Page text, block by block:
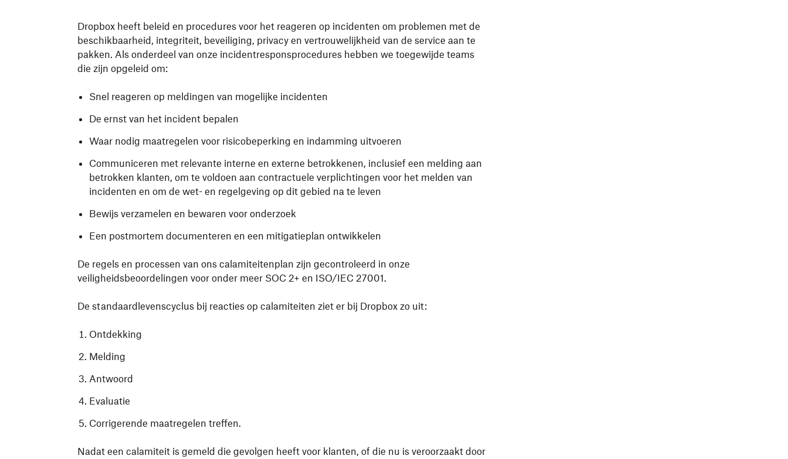
Dropbox heeft beleid en procedures voor het reageren op incidenten om problemen met de
beschikbaarheid, integriteit, beveiliging, privacy en vertrouwelijkheid van de service aan te
pakken. Als onderdeel van onze incidentresponsprocedures hebben we toegewijde teams
die zijn opgeleid om:
Snel reageren op meldingen van mogelijke incidenten
De ernst van het incident bepalen
Waar nodig maatregelen voor risicobeperking en indamming uitvoeren
Communiceren met relevante interne en externe betrokkenen, inclusief een melding aan
betrokken klanten, om te voldoen aan contractuele verplichtingen voor het melden van
incidenten en om de wet- en regelgeving op dit gebied na te leven
Bewijs verzamelen en bewaren voor onderzoek
Een postmortem documenteren en een mitigatieplan ontwikkelen
De regels en processen van ons calamiteitenplan zijn gecontroleerd in onze
veiligheidsbeoordelingen voor onder meer SOC 2+ en ISO/IEC 27001.
De standaardlevenscyclus bij reacties op calamiteiten ziet er bij Dropbox zo uit:
Ontdekking
Melding
Antwoord
Evaluatie
Corrigerende maatregelen treffen.
Nadat een calamiteit is gemeld die gevolgen heeft voor klanten, of die nu is veroorzaakt door